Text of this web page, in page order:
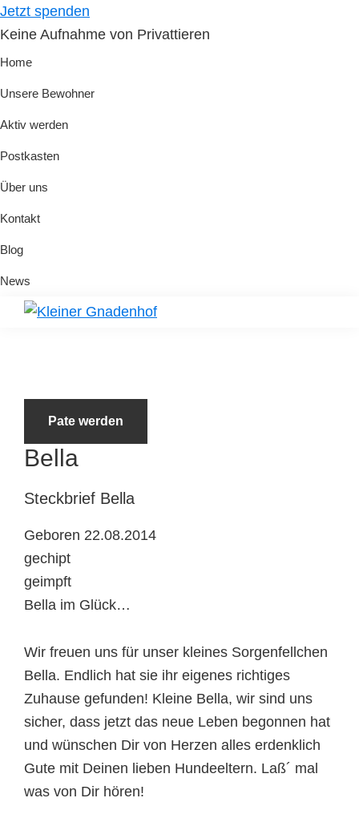
Skip
to
primary
Skip
to
main
Jetzt spenden
Keine Aufnahme von Privattieren
Home
Unsere Bewohner
Aktiv werden
Postkasten
Über uns
Kontakt
Blog
News
Pate werden
Bella
Steckbrief Bella
Geboren 22.08.2014
gechipt
geimpft
Bella im Glück…
Wir freuen uns für unser kleines Sorgenfellchen
Bella. Endlich hat sie ihr eigenes richtiges
Zuhause gefunden! Kleine Bella, wir sind uns
sicher, dass jetzt das neue Leben begonnen hat
und wünschen Dir von Herzen alles erdenklich
Gute mit Deinen lieben Hundeeltern. Laß´ mal
was von Dir hören!